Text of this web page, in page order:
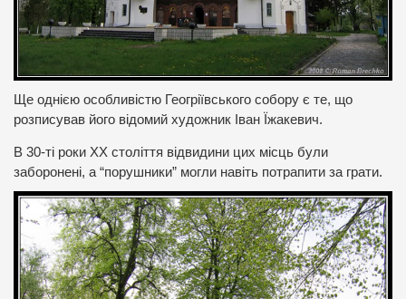
Ще однією особливістю Геогріївського собору є те, що
розписував його відомий художник Іван Їжакевич.
В 30-ті роки ХХ століття відвидини цих місць були
заборонені, а “порушники” могли навіть потрапити за грати.